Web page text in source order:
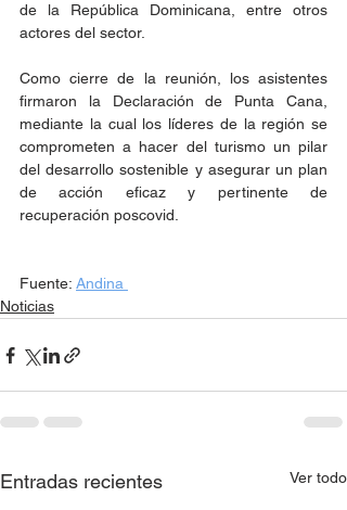
de la República Dominicana, entre otros
actores del sector.
Como cierre de la reunión, los asistentes
firmaron la Declaración de Punta Cana,
mediante la cual los líderes de la región se
comprometen a hacer del turismo un pilar
del desarrollo sostenible y asegurar un plan
de acción eficaz y pertinente de
recuperación poscovid.
Fuente: Andina
Noticias
Entradas recientes Ver todo